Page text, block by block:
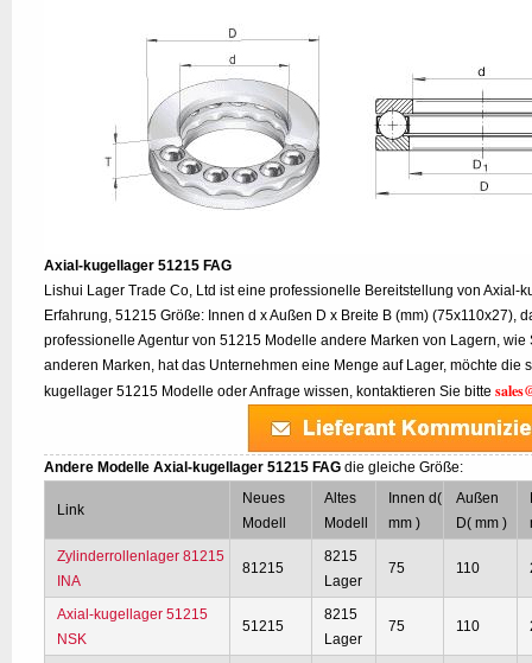
Axial-kugellager 51215 FAG
Lishui Lager Trade Co, Ltd ist eine professionelle Bereitstellung von Axial-
Erfahrung, 51215 Größe: Innen d x Außen D x Breite B (mm) (75x110x27),
professionelle Agentur von 51215 Modelle andere Marken von Lagern, wie
anderen Marken, hat das Unternehmen eine Menge auf Lager, möchte die
kugellager 51215 Modelle oder Anfrage wissen, kontaktieren Sie bitte
Andere Modelle Axial-kugellager 51215 FAG die gleiche Größe:
Link
Neues
Modell
Altes
Modell
Innen d(
mm )
Außen
D( mm )
Zylinderrollenlager 81215
INA
81215
8215
Lager
75 110
Axial-kugellager 51215
NSK
51215
8215
Lager
75 110